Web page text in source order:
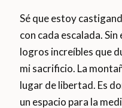
Sé que estoy
con cada escalada.
logros increíbles que
mi sacrificio. La
lugar de libertad. Es
un espacio para la